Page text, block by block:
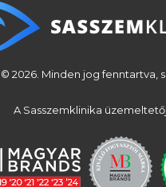
© 2026. Minden jog fenntartva,
A Sasszemklinika